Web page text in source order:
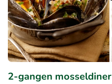
2-gangen mosseldiner